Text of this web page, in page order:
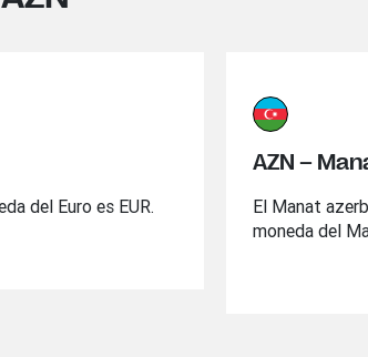
del Euro es EUR.
AZN –
El Manat
moneda del